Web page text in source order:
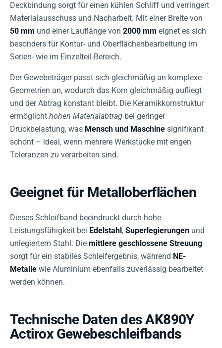
Deckbindung sorgt für einen kühlen Schliff und verringert
Materialausschuss und Nacharbeit. Mit einer Breite von
50 mm und einer Lauflänge von 2000 mm eignet es sich
besonders für Kontur- und Oberflächenbearbeitung im
Serien- wie im Einzelteil-Bereich.
Der Gewebeträger passt sich gleichmäßig an komplexe
Geometrien an, wodurch das Korn gleichmäßig aufliegt
und der Abtrag konstant bleibt. Die Keramikkornstruktur
ermöglicht hohen Materialabtrag bei geringer
Druckbelastung, was Mensch und Maschine signifikant
schont – ideal, wenn mehrere Werkstücke mit engen
Toleranzen zu verarbeiten sind.
Geeignet für Metalloberflächen
Dieses Schleifband beeindruckt durch hohe
Leistungsfähigkeit bei Edelstahl, Superlegierungen und
unlegiertem Stahl. Die mittlere geschlossene Streuung
sorgt für ein stabiles Schleifergebnis, während NE-
Metalle wie Aluminium ebenfalls zuverlässig bearbeitet
werden können.
Technische Daten des AK890Y
Actirox Gewebeschleifbands